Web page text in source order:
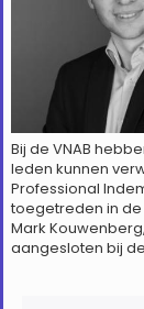
Bij de VNAB
leden kunnen
Professional
toegetreden in de
Mark
aangesloten bij